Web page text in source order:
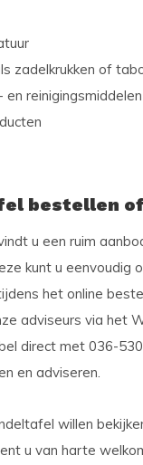
zadelkrukken of
en reinigingsmiddelen
bestellen
u een ruim
kunt u eenvoudig
het online
adviseurs via het
direct met 036-
en adviseren.
willen
u van harte